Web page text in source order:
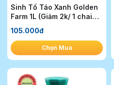
Sinh Tố Táo Xanh Golden
Farm 1L (Giảm 2k/ 1 chai
105.000đ
Chọn Mua